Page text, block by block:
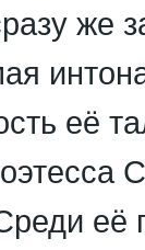
же
её
её